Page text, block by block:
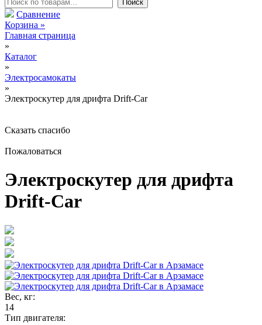
Сравнение
Корзина »
Главная страница
»
Каталог
»
Электросамокаты
»
Электроскутер для дрифта Drift-Car
Сказать спасибо
Пожаловаться
Электроскутер для дрифта
Drift-Car
Вес, кг:
14
Тип двигателя: